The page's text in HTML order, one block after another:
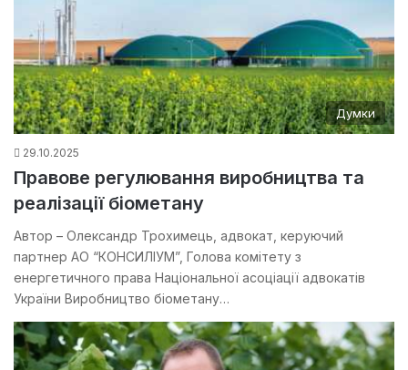
Думки
29.10.2025
Правове регулювання виробництва та
реалізації біометану
Автор – Олександр Трохимець, адвокат, керуючий
партнер АО “КОНСИЛІУМ”, Голова комітету з
енергетичного права Національної асоціації адвокатів
України Виробництво біометану…